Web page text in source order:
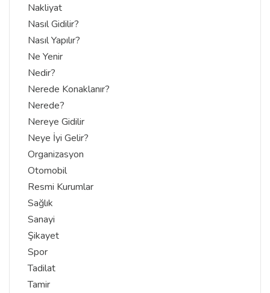
Nakliyat
Nasıl Gidilir?
Nasıl Yapılır?
Ne Yenir
Nedir?
Nerede Konaklanır?
Nerede?
Nereye Gidilir
Neye İyi Gelir?
Organizasyon
Otomobil
Resmi Kurumlar
Sağlık
Sanayi
Şikayet
Spor
Tadilat
Tamir